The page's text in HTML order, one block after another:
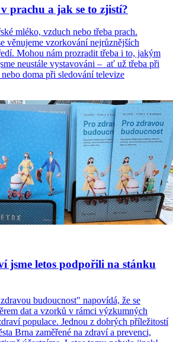
prachu a jak se to zjistí?
mléko, vzduch nebo třeba prach.
věnujeme vzorkování nejrůznějších
Mohou nám prozradit třeba i to, jakým
neustále vystavováni – ať už třeba při
doma při sledování televize
jsme letos podpořili na stánku
budoucnost" napovídá, že se
dat a vzorků v rámci výzkumných
populace. Jednou z dobrých příležitostí
Brna zaměřené na zdraví a prevenci,